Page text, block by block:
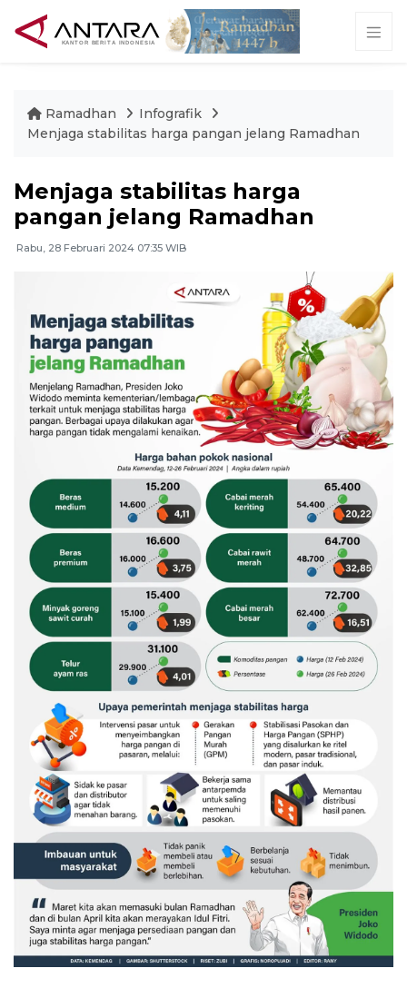
Ramadhan
Infografik
Menjaga stabilitas harga pangan jelang Ramadhan
Menjaga stabilitas harga
pangan jelang Ramadhan
Rabu, 28 Februari 2024 07:35 WIB